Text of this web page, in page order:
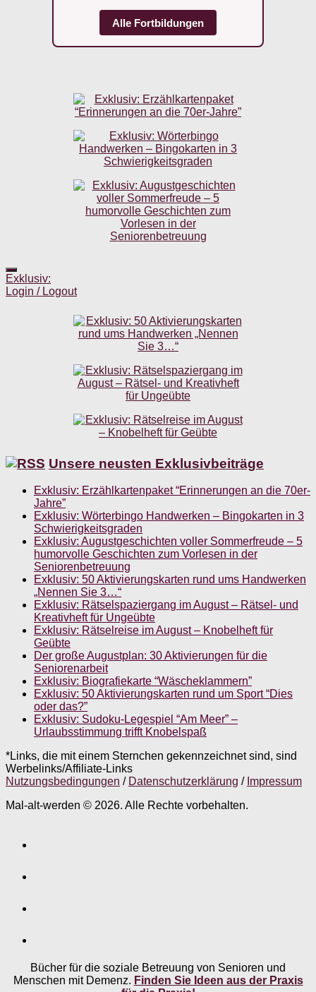
Alle Fortbildungen
Exklusiv:
Login / Logout
Unsere neusten Exklusivbeiträge
Exklusiv: Erzählkartenpaket “Erinnerungen an die 70er-
Jahre”
Exklusiv: Wörterbingo Handwerken – Bingokarten in 3
Schwierigkeitsgraden
Exklusiv: Augustgeschichten voller Sommerfreude – 5
humorvolle Geschichten zum Vorlesen in der
Seniorenbetreuung
Exklusiv: 50 Aktivierungskarten rund ums Handwerken
„Nennen Sie 3…“
Exklusiv: Rätselspaziergang im August – Rätsel- und
Kreativheft für Ungeübte
Exklusiv: Rätselreise im August – Knobelheft für
Geübte
Der große Augustplan: 30 Aktivierungen für die
Seniorenarbeit
Exklusiv: Biografiekarte “Wäscheklammern”
Exklusiv: 50 Aktivierungskarten rund um Sport “Dies
oder das?”
Exklusiv: Sudoku-Legespiel “Am Meer” –
Urlaubsstimmung trifft Knobelspaß
*Links, die mit einem Sternchen gekennzeichnet sind, sind
Werbelinks/Affiliate-Links
Nutzungsbedingungen / Datenschutzerklärung / Impressum
Mal-alt-werden © 2026. Alle Rechte vorbehalten.
Bücher für die soziale Betreuung von Senioren und
Menschen mit Demenz. Finden Sie Ideen aus der Praxis